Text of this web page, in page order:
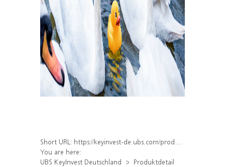
Short URL: https://keyinvest-de.ubs.com/produkt/detail/index/isin/DE000WA63KH1
You are here:
UBS KeyInvest Deutschland
Produktdetail